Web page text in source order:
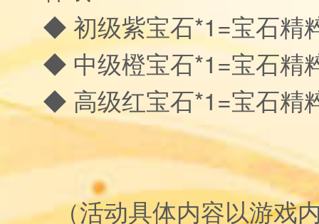
◆ 初级紫宝石*1=宝石精
◆ 中级橙宝石*1=宝石精
◆ 高级红宝石*1=宝石精
（活动具体内容以游戏